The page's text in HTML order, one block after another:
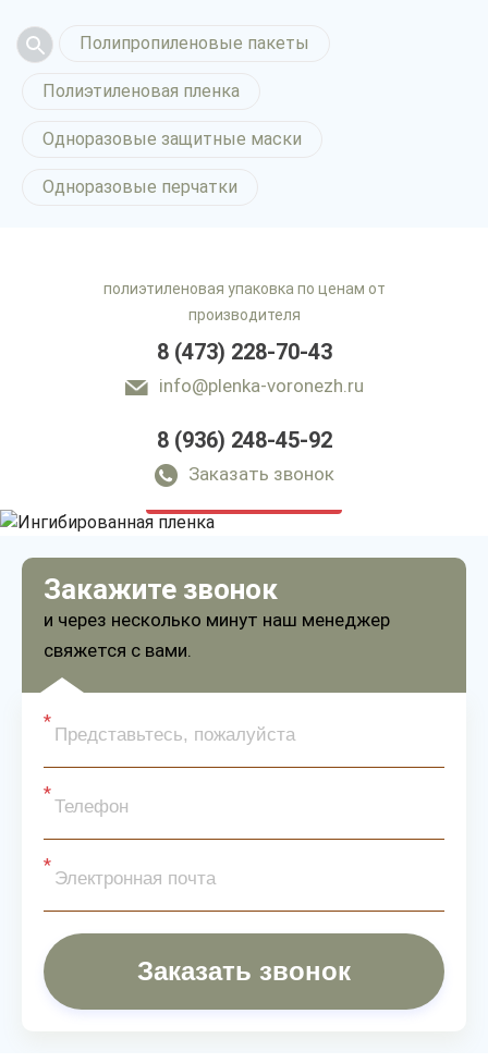
Полипропиленовые пакеты
Полиэтиленовая пленка
Одноразовые защитные маски
Одноразовые перчатки
полиэтиленовая упаковка по ценам от
производителя
8 (473) 228-70-43
info@plenka-voronezh.ru
8 (936) 248-45-92
Заказать звонок
Ингибированная
пленка в Воронеже
Закажите звонок
и через несколько минут наш менеджер
свяжется с вами.
Заказать звонок